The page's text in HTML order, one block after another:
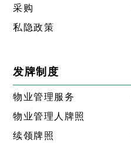
采购
私隐政策
发牌制度
物业管理服务
物业管理人牌照
续领牌照